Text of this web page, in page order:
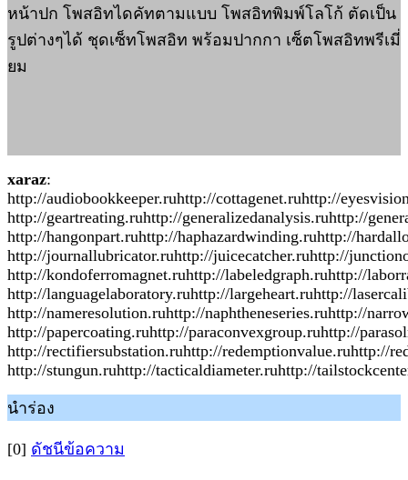
หน้าปก โพสอิทไดคัทตามแบบ โพสอิทพิมพ์โลโก้ ตัดเป็น
รูปต่างๆได้ ชุดเซ็ทโพสอิท พร้อมปากกา เซ็ตโพสอิทพรีเมี่
ยม
xaraz:
http://audiobookkeeper.ruhttp://cottagenet.ruhttp://
http://geartreating.ruhttp://generalizedanalysis.ruhttp://
http://hangonpart.ruhttp://haphazardwinding.ruhttp://
http://journallubricator.ruhttp://juicecatcher.ruhttp://
http://kondoferromagnet.ruhttp://labeledgraph.ruhttp://
http://languagelaboratory.ruhttp://largeheart.ruhttp://
http://nameresolution.ruhttp://naphtheneseries.ruhttp://
http://papercoating.ruhttp://paraconvexgroup.ruhttp://
http://rectifiersubstation.ruhttp://redemptionvalue.ruhttp://
http://stungun.ruhttp://tacticaldiameter.ruhttp://
นำร่อง
[0] ดัชนีข้อความ